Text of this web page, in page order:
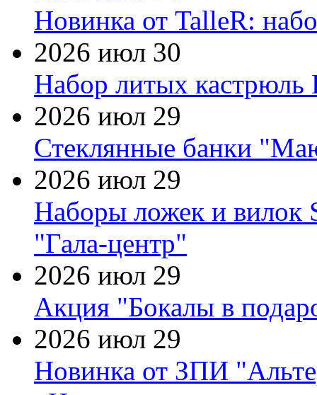
Новинка от TalleR:
2026 июл 30
Набор литых кастрюль
2026 июл 29
Стеклянные банки
2026 июл 29
Наборы ложек и вилок
"Гала-центр"
2026 июл 29
Акция "Бокалы в
2026 июл 29
Новинка от ЗПИ